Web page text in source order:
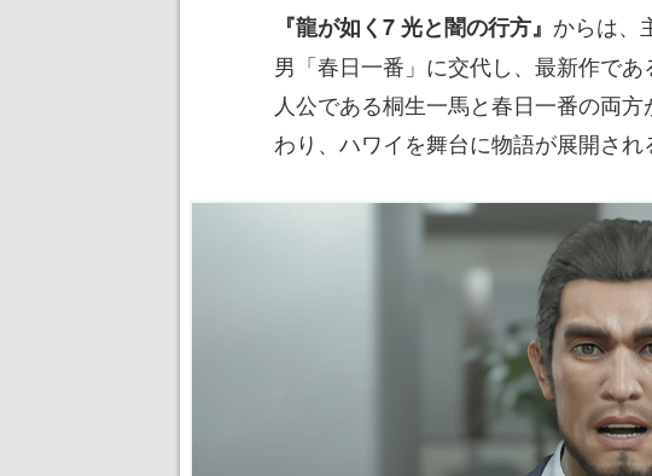
『龍が如く7 光と闇の行方』 からは、
男「春日一番」に交代し、最新作で
人公である桐生一馬と春日一番の両
わり、ハワイを舞台に物語が展開され